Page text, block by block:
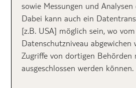
❤ Auf der Insel der
RIU Calypso Resort &
FUERTEVENTURA
sowie Messungen und
Dabei kann auch ein
[z.B. USA] möglich sein, wo
Datenschutzniveau abgewichen
Zugriffe von dortigen Behörden
ausgeschlossen werden können.